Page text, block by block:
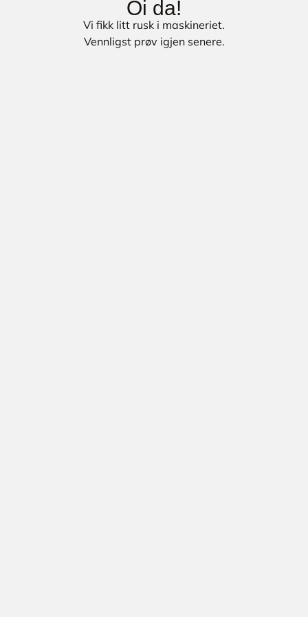
Oi da!
Vi fikk litt rusk i maskineriet.
Vennligst prøv igjen senere.